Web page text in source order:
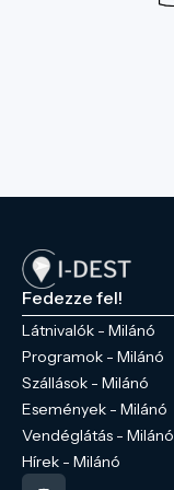
Fedezze fel!
Látnivalók - Milánó
Programok - Milánó
Szállások - Milánó
Események - Milánó
Vendéglátás - Milánó
Hírek - Milánó